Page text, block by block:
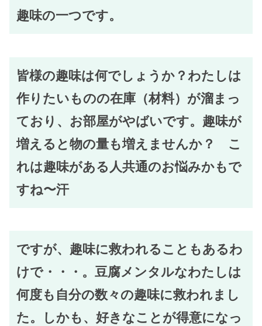
趣味の一つです。
皆様の趣味は何でしょうか？わたしは
作りたいものの在庫（材料）が溜まっ
ており、お部屋がやばいです。趣味が
増えると物の量も増えませんか？ こ
れは趣味がある人共通のお悩みかもで
すね〜汗
ですが、趣味に救われることもあるわ
けで・・・。豆腐メンタルなわたしは
何度も自分の数々の趣味に救われまし
た。しかも、好きなことが得意になっ